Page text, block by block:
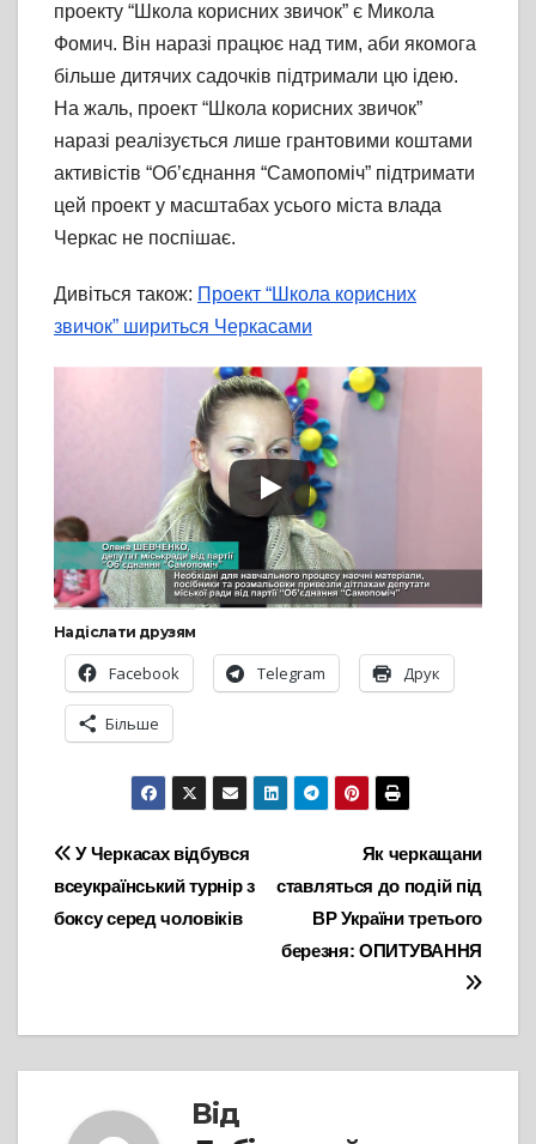
проекту “Школа корисних звичок” є Микола
Фомич. Він наразі працює над тим, аби якомога
більше дитячих садочків підтримали цю ідею.
На жаль, проект “Школа корисних звичок”
наразі реалізується лише грантовими коштами
активістів “Об’єднання “Самопоміч” підтримати
цей проект у масштабах усього міста влада
Черкас не поспішає.
Дивіться також: Проект “Школа корисних
звичок” шириться Черкасами
Надіслати друзям
Facebook Telegram Друк
Більше
Навігація
записів
Як черкащани
ставляться до подій під
ВР України третього
березня: ОПИТУВАННЯ
У Черкасах відбувся
всеукраїнський турнір з
боксу серед чоловіків
Від